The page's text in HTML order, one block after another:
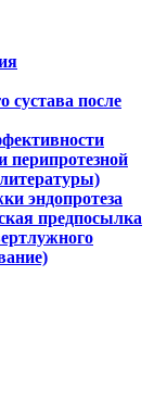
сустава после
перипротезной
эндопротеза
предпосылка